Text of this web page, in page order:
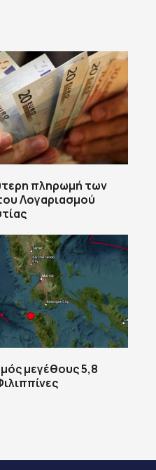
πληρωμή των
Λογαριασμού
μεγέθους 5,8